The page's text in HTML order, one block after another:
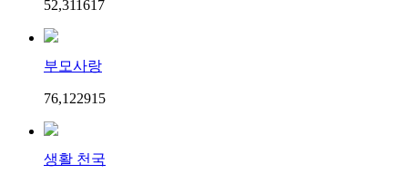
52,311617
부모사랑
76,122915
생활 천국